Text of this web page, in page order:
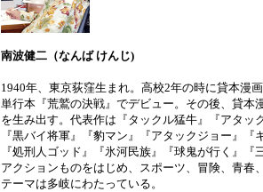
南波健二（なんば けんじ)
1940年、東京荻窪生まれ。高校2年の時に貸本漫
単行本『荒鷲の決戦』でデビュー。その後、貸本
を生み出す。代表作は『タックル猛牛』『アタッ
『黒バイ将軍』『豹マン』『アタックジョー』『
『処刑人ゴッド』『氷河民族』『球鬼が行く』
アクションものをはじめ、スポーツ、冒険、青春
テーマは多岐にわたっている。